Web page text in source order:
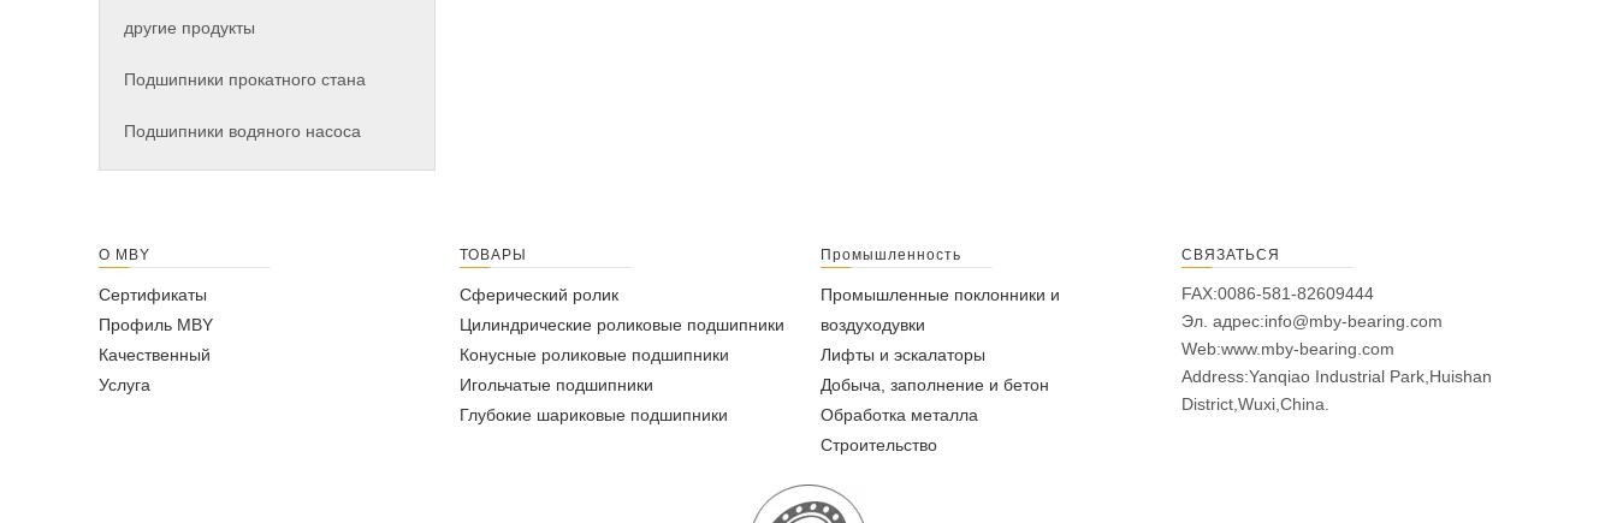
другие продукты
Подшипники прокатного стана
Подшипники водяного насоса
О MBY
Сертификаты
Профиль MBY
Качественный
Услуга
ТОВАРЫ
Сферический ролик
Цилиндрические роликовые подшипники
Конусные роликовые подшипники
Игольчатые подшипники
Глубокие шариковые подшипники
Промышленность
Промышленные поклонники и
воздуходувки
Лифты и эскалаторы
Добыча, заполнение и бетон
Обработка металла
Строительство
СВЯЗАТЬСЯ
FAX:0086-581-82609444
Эл. адрес:info@mby-bearing.com
Web:www.mby-bearing.com
Address:Yanqiao Industrial Park,Huishan
District,Wuxi,China.